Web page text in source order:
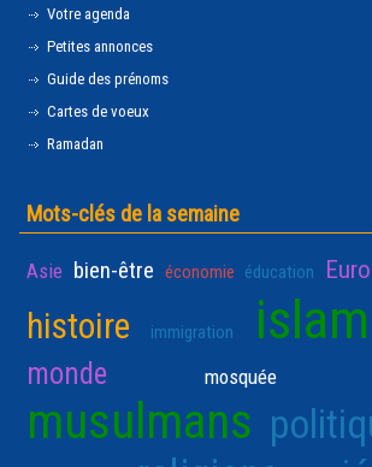
Votre agenda
Petites annonces
Guide des prénoms
Cartes de voeux
Ramadan
Mots-clés de la semaine
Asie bien-être économie éducation
histoire immigration islam
monde mosquée
musulmans